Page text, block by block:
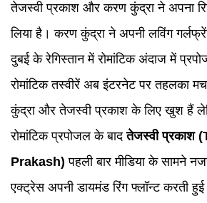
तेजस्वी प्रकाश और करण कुंद्रा ने अपना
लिया है। करण कुंद्रा ने अपनी लविंग
दुबई के रेगिस्तान में रोमांटिक अंदाज में
रोमांटिक तस्वीरें अब इंटरनेट पर तहलका
कुंद्रा और तेजस्वी प्रकाश के लिए खुश हैं
रोमांटिक प्रपोजल के बादतेजस्वी प्रकाश
Prakash) पहली बार मीडिया के सामने
एक्ट्रेस अपनी डायमंड रिंग फ्लॉन्ट करती